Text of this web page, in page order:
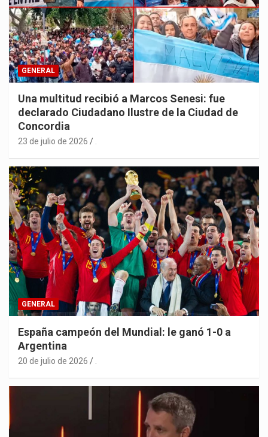
GENERAL
Una multitud recibió a Marcos Senesi: fue
declarado Ciudadano Ilustre de la Ciudad de
Concordia
23 de julio de 2026
GENERAL
España campeón del Mundial: le ganó 1-0 a
Argentina
20 de julio de 2026 .